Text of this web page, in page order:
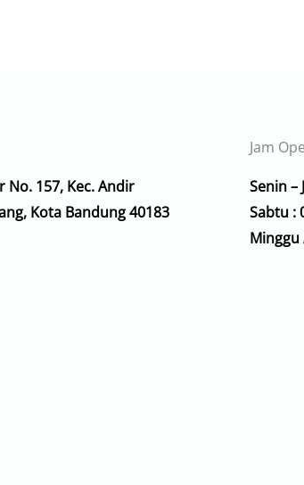
No. 157, Kec. Andir
Kota Bandung 40183
Jam
Senin –
Sabtu :
Minggu